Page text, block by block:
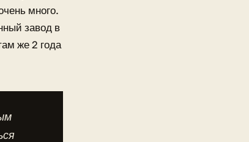
много.
завод в
же 2 года